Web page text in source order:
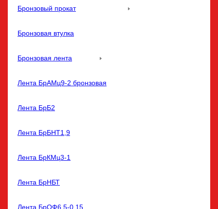
Бронзовый прокат
Бронзовая втулка
Бронзовая лента
Лента БрАМц9-2 бронзовая
Лента БрБ2
Лента БрБНТ1,9
Лента БрКМц3-1
Лента БрНБТ
Лента БрОФ6,5-0,15